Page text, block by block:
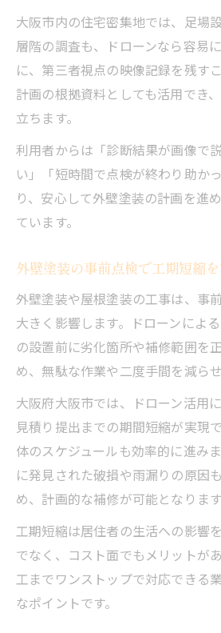
外壁塗装品質向上にドロ
外壁塗装の予防保全に役
大阪市内の住宅密集地では、足場
層階の調査も、ドローンなら容易
に、第三者視点の映像記録を残す
計画の根拠資料としても活用でき
立ちます。
利用者からは「診断結果が画像で
い」「短時間で点検が終わり助か
り、安心して外壁塗装の計画を進
ています。
外壁塗装の事前点検で工期短縮
外壁塗装や屋根塗装の工事は、事
大きく影響します。ドローンによ
の設置前に劣化箇所や補修範囲を
め、無駄な作業や二度手間を減らせ
大阪府大阪市では、ドローン活用
見積り提出までの期間短縮が実現
体のスケジュールも効率的に進み
に発見された破損や雨漏りの原因
め、計画的な補修が可能となります
工期短縮は居住者の生活への影響
でなく、コスト面でもメリットが
工までワンストップで対応できる
なポイントです。